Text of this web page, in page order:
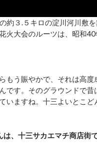
約３.５キロの淀川河川敷
火大会のルーツは、昭和
う賑やかで、それは高
です。そのグラウンドで
いますね。十三よいとこ
、十三サカエマチ商店街